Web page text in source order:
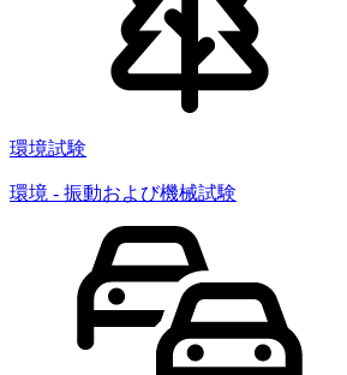
環境試験
環境 - 振動および機械試験